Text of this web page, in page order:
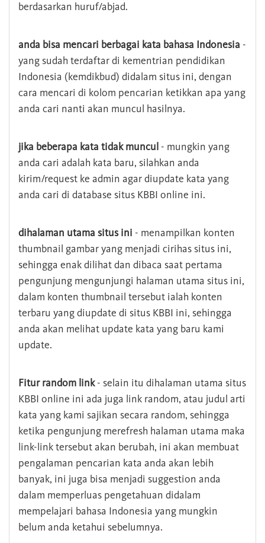
berdasarkan huruf/abjad.
anda bisa mencari berbagai kata bahasa Indonesia -
yang sudah terdaftar di kementrian pendidikan
Indonesia (kemdikbud) didalam situs ini, dengan
cara mencari di kolom pencarian ketikkan apa yang
anda cari nanti akan muncul hasilnya.
jika beberapa kata tidak muncul - mungkin yang
anda cari adalah kata baru, silahkan anda
kirim/request ke admin agar diupdate kata yang
anda cari di database situs KBBI online ini.
dihalaman utama situs ini - menampilkan konten
thumbnail gambar yang menjadi cirihas situs ini,
sehingga enak dilihat dan dibaca saat pertama
pengunjung mengunjungi halaman utama situs ini,
dalam konten thumbnail tersebut ialah konten
terbaru yang diupdate di situs KBBI ini, sehingga
anda akan melihat update kata yang baru kami
update.
Fitur random link- selain itu dihalaman utama situs
KBBI online ini ada juga link random, atau judul arti
kata yang kami sajikan secara random, sehingga
ketika pengunjung merefresh halaman utama maka
link-link tersebut akan berubah, ini akan membuat
pengalaman pencarian kata anda akan lebih
banyak, ini juga bisa menjadi suggestion anda
dalam memperluas pengetahuan didalam
mempelajari bahasa Indonesia yang mungkin
belum anda ketahui sebelumnya.